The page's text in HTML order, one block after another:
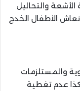
والتحاليل
الأطفال الخدج
والمستلزمات
عدم تغطية